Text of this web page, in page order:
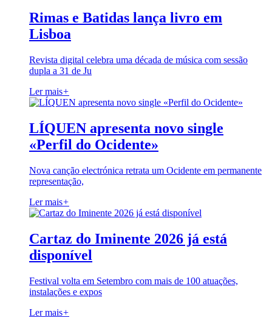
Rimas e Batidas lança livro em
Lisboa
Revista digital celebra uma década de música com sessão
dupla a 31 de Ju
Ler mais+
LÍQUEN apresenta novo single
«Perfil do Ocidente»
Nova canção electrónica retrata um Ocidente em permanente
representação,
Ler mais+
Cartaz do Iminente 2026 já está
disponível
Festival volta em Setembro com mais de 100 atuações,
instalações e expos
Ler mais+